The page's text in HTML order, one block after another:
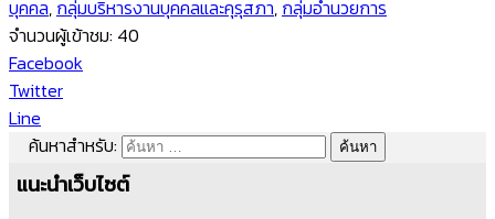
บุคคล, กลุ่มบริหารงานบุคคลและคุรุสภา, กลุ่มอำนวยการ
จำนวนผู้เข้าชม: 40
Facebook
Twitter
Line
ค้นหาสำหรับ:
แนะนำเว็บไซต์